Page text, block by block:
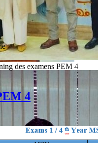
des examens PEM 4
4